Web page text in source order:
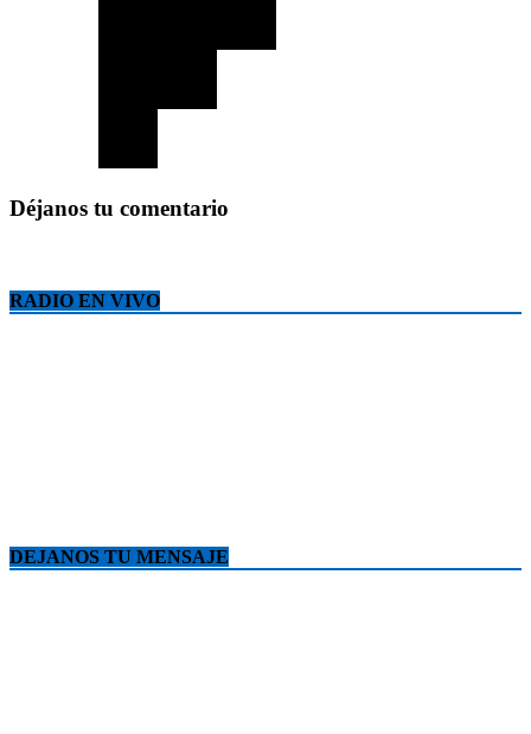
Déjanos tu comentario
RADIO EN VIVO
DEJANOS TU MENSAJE